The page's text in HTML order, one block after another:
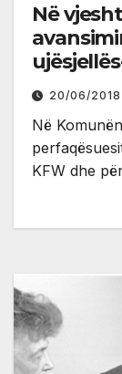
Në
e Ulqinit
20/06/2018
Në
KFW dhe